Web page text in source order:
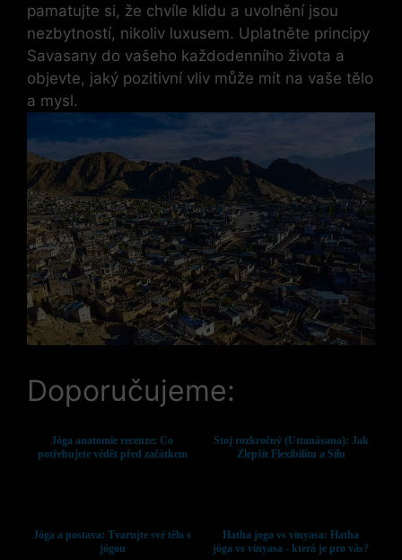
pamatujte si, že chvíle klidu a uvolnění jsou
nezbytností, nikoliv luxusem. Uplatněte principy
Savasany do vašeho každodenního života a
objevte, jaký pozitivní vliv může mít na vaše tělo
a mysl.
Doporučujeme:
Jóga anatomie recenze: Co
potřebujete vědět před začátkem
Stoj rozkročný (Uttanásana): Jak
Zlepšit Flexibilitu a Sílu
Jóga a postava: Tvarujte své tělo s
jógou
Hatha joga vs vinyasa: Hatha
jóga vs vinyasa - která je pro vás?